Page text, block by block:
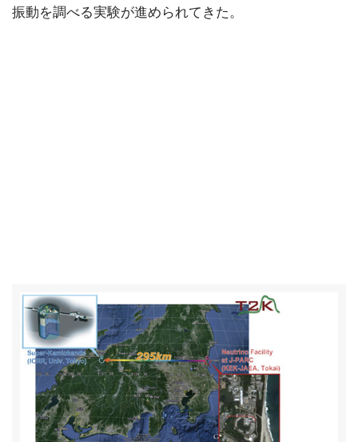
振動を調べる実験が進められてきた。